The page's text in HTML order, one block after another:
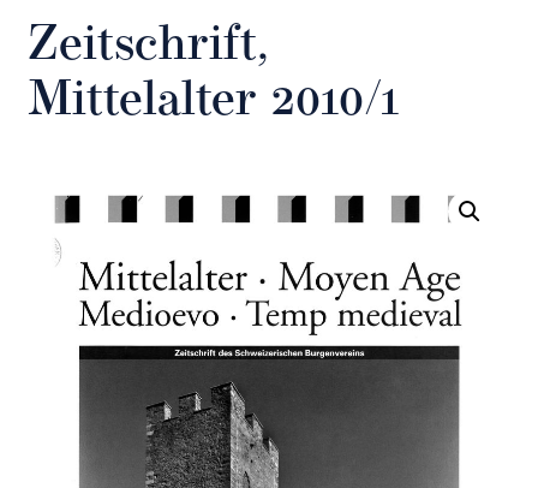
Zeitschrift,
Mittelalter 2010/1